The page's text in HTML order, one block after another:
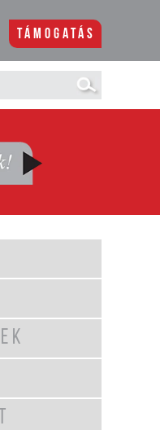
Támogatás